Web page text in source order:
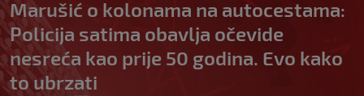
Marušić o kolonama na autocestama:
Policija satima obavlja očevide
nesreća kao prije 50 godina. Evo kako
to ubrzati